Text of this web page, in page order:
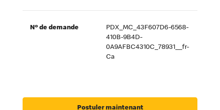
Nº de demande
PDX_MC_43F607D6-6568-
410B-9B4D-
0A9AFBC4310C_78931__fr-
Ca
Postuler maintenant